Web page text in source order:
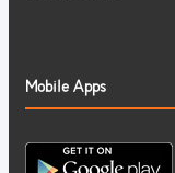
Mobile Apps